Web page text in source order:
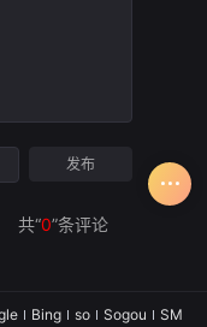
共“0”条评论
Bing so Sogou SM